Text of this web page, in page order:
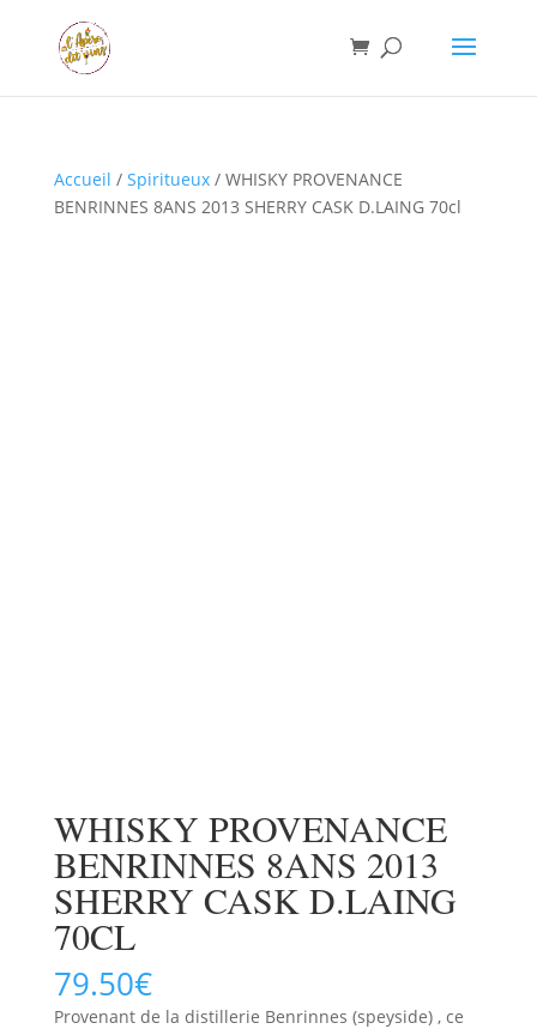
Accueil / Spiritueux/ WHISKY PROVENANCE
BENRINNES 8ANS 2013 SHERRY CASK D.LAING 70cl
WHISKY PROVENANCE
BENRINNES 8ANS 2013
SHERRY CASK D.LAING
70CL
79.50€
Provenant de la distillerie Benrinnes (speyside) , ce